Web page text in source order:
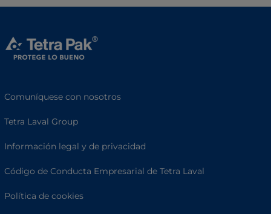
Comuníquese con nosotros
Tetra Laval Group
Información legal y de privacidad
Código de Conducta Empresarial de Tetra Laval
Política de cookies